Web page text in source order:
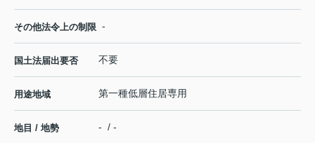
その他法令上の制限 -
国土法届出要否 不要
用途地域 第一種低層住居専用
地目 / 地勢 - / -